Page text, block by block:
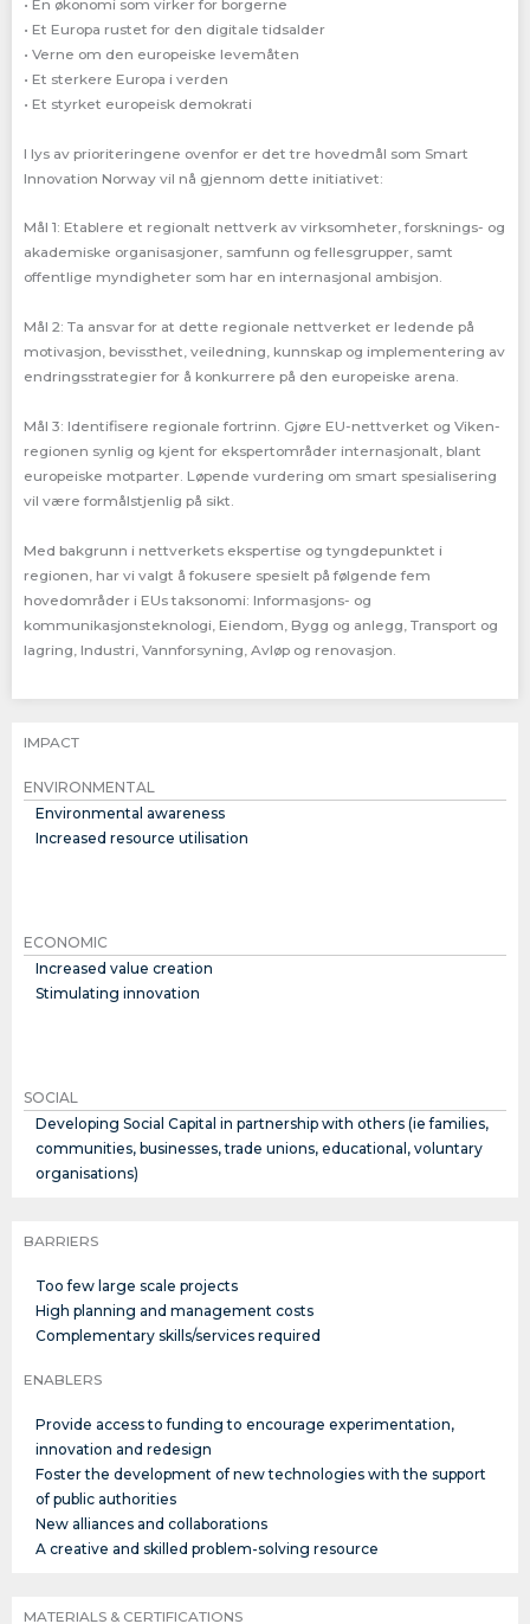
• En økonomi som virker for borgerne
• Et Europa rustet for den digitale tidsalder
• Verne om den europeiske levemåten
• Et sterkere Europa i verden
• Et styrket europeisk demokrati
I lys av prioriteringene ovenfor er det tre hovedmål som Smart
Innovation Norway vil nå gjennom dette initiativet:
Mål 1: Etablere et regionalt nettverk av virksomheter, forsknings- og
akademiske organisasjoner, samfunn og fellesgrupper, samt
offentlige myndigheter som har en internasjonal ambisjon.
Mål 2: Ta ansvar for at dette regionale nettverket er ledende på
motivasjon, bevissthet, veiledning, kunnskap og implementering av
endringsstrategier for å konkurrere på den europeiske arena.
Mål 3: Identifisere regionale fortrinn. Gjøre EU-nettverket og Viken-
regionen synlig og kjent for ekspertområder internasjonalt, blant
europeiske motparter. Løpende vurdering om smart spesialisering
vil være formålstjenlig på sikt.
Med bakgrunn i nettverkets ekspertise og tyngdepunktet i
regionen, har vi valgt å fokusere spesielt på følgende fem
hovedområder i EUs taksonomi: Informasjons- og
kommunikasjonsteknologi, Eiendom, Bygg og anlegg, Transport og
lagring, Industri, Vannforsyning, Avløp og renovasjon.
IMPACT
ENVIRONMENTAL
Environmental awareness
Increased resource utilisation
ECONOMIC
Increased value creation
Stimulating innovation
SOCIAL
Developing Social Capital in partnership with others (ie families,
communities, businesses, trade unions, educational, voluntary
organisations)
BARRIERS
Too few large scale projects
High planning and management costs
Complementary skills/services required
ENABLERS
Provide access to funding to encourage experimentation,
innovation and redesign
Foster the development of new technologies with the support
of public authorities
New alliances and collaborations
A creative and skilled problem-solving resource
MATERIALS & CERTIFICATIONS